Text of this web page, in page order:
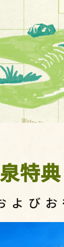
特典
よびお